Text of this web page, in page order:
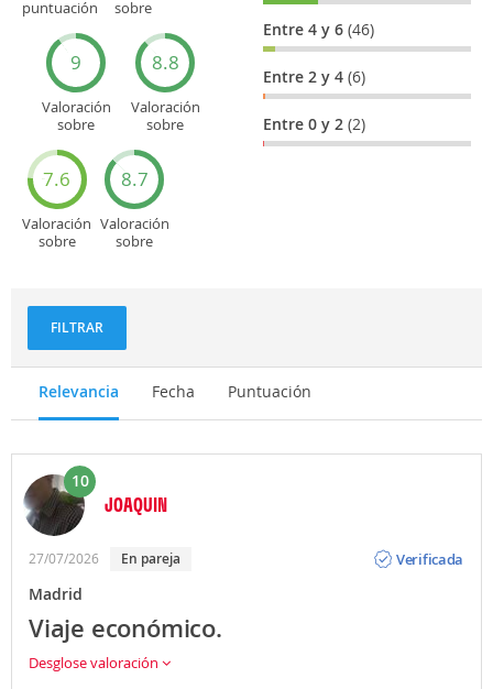
puntuación
sobre
9
Valoración
sobre
8.8
Valoración
sobre
turísticos
7.6
Valoración
sobre
8.7
Valoración
sobre
Entre 4 y 6(46)
Entre 2 y 4(6)
Entre 0 y 2(2)
FILTRAR
Relevancia Fecha Puntuación
10
JOAQUIN
27/07/2026 en pareja
Verificada
Madrid
Viaje económico.
Desglose valoración